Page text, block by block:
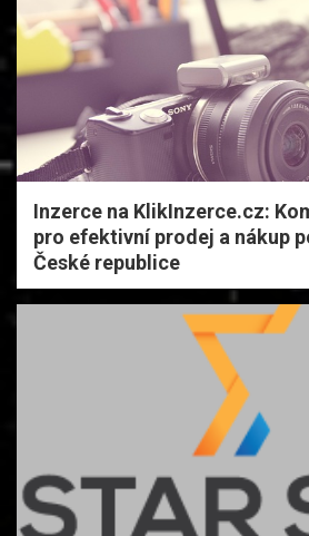
Inzerce na KlikInzerce.cz:
pro efektivní prodej a nákup
České republice